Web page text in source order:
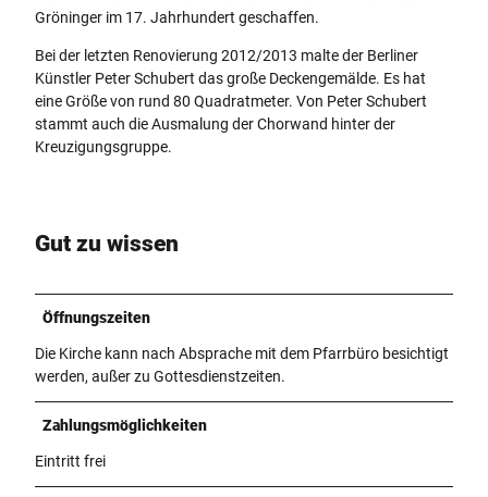
Gröninger im 17. Jahrhundert geschaffen.
Bei der letzten Renovierung 2012/2013 malte der Berliner
Künstler Peter Schubert das große Deckengemälde. Es hat
eine Größe von rund 80 Quadratmeter. Von Peter Schubert
stammt auch die Ausmalung der Chorwand hinter der
Kreuzigungsgruppe.
Gut zu wissen
Öffnungszeiten
Die Kirche kann nach Absprache mit dem Pfarrbüro besichtigt
werden, außer zu Gottesdienstzeiten.
Zahlungsmöglichkeiten
Eintritt frei